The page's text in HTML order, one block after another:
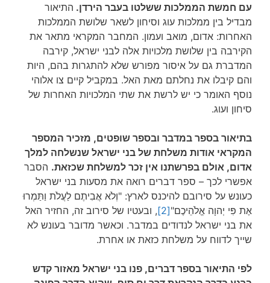
עם חמשת הממלכות ששלטו בעבר הירדן. התיאור
מבדיל בין ממלכות עוג וסיחון לשאר שלושת הממלכות
האחרות: אדום, מואב ועמון. המחבר המקראי מתאר את
הקירבה בין שלושת מלכויות אלה לבני ישראל, קירבה
המדברת גם על איסור מפורש שלא להתגרות בהם, היות
והם קיבלו את נחלתם מאת האל. במקביל קיים צו אלוהי
נוסף האומר כי יש לרשת את שתי המלכויות האחרות של
סיחון ועוג.
בתיאור בספר במדבר ובספר שופטים, מזכיר המספר
המקראי אודות משלחת של בני ישראל שנשלחה למלך
אדום, אולם בפרשתנו אין זכר למשלחת שכזאת. הסבר
אפשרי לכך – ספר דברים רואה את מסעות בני ישראל
כעונש על סירובם להיכנס לארץ: "וְלֹא אֲבִיתֶם לַעֲלֹת וַתַּמְרוּ
אֶת פִּי יְהוָה אֱלֹהֵיכֶם"[2]
, ובעטיו של סירוב זה, החזיר האל
את בני ישראל לנדודים במדבר. וכאשר מדובר בעונש לא
שייך לדווח על משלחת כזאת או אחרת.
לפי התיאור בספר דברים, פנו בני ישראל מאזור קדש